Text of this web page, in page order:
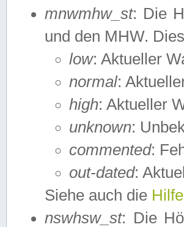
mnwmhw_st: Die
und den MHW.
low: Aktueller
normal:
high: Aktueller
unknown:
commented:
out-dated:
Siehe auch die
nswhsw_st: Die